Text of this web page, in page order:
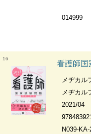
014999
16
看護師国家試験問
メヂカル
メヂカル
2021/04
N039-